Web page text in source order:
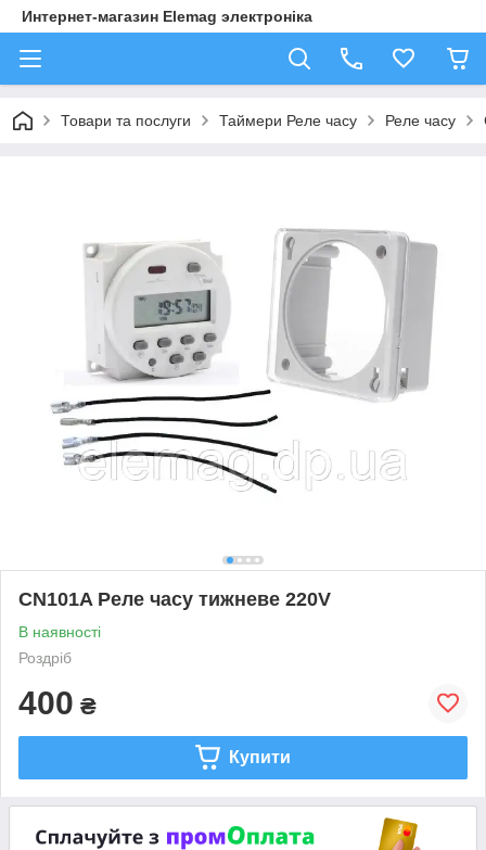
Интернет-магазин Elemag электроніка
Товари та послуги Таймери Реле часу Реле часу
CN101A Реле часу тижневе 220V
В наявності
Роздріб
400 ₴
Купити